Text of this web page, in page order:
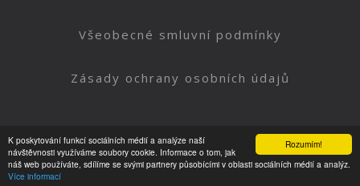
Rozumím!
K poskytování funkcí sociálních médií a analýze naší
návštěvnosti využíváme soubory cookie. Informace o tom, jak
náš web používáte, sdílíme se svými partnery působícími v oblasti sociálních médií a analýz.
Více informací
Všeobecné smluvní podmínky
Zásady ochrany osobních údajů
Nahoru